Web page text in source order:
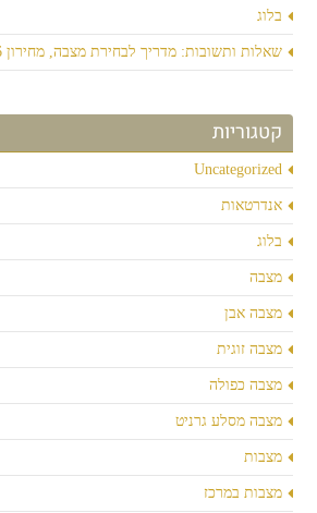
בלוג
שאלות ותשובות: מדריך לבחירת מצבה, מחירון 2026 וסוגי אבנים
קטגוריות
Uncategorized
אנדרטאות
בלוג
מצבה
מצבה אבן
מצבה זוגית
מצבה כפולה
מצבה מסלע גרניט
מצבות
מצבות במרכז